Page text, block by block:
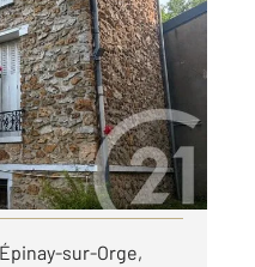
sur-Orge,